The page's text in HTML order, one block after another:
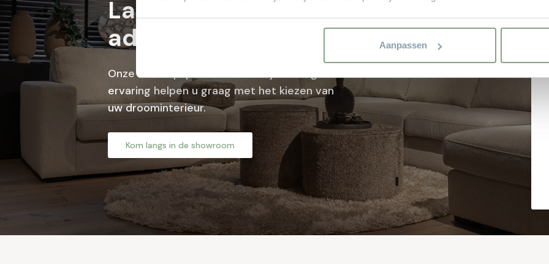
Aanpassen
Laat je professioneel
adviseren bij Theo Stet
Onze verkoopspecialisten met jarenlange
ervaring helpen u graag met het kiezen van
uw droominterieur.
Kom langs in de showroom